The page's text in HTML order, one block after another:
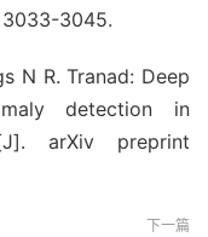
3045.
N R. Tranad: Deep
detection in
arXiv preprint
下一篇